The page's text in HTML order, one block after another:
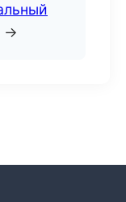
→